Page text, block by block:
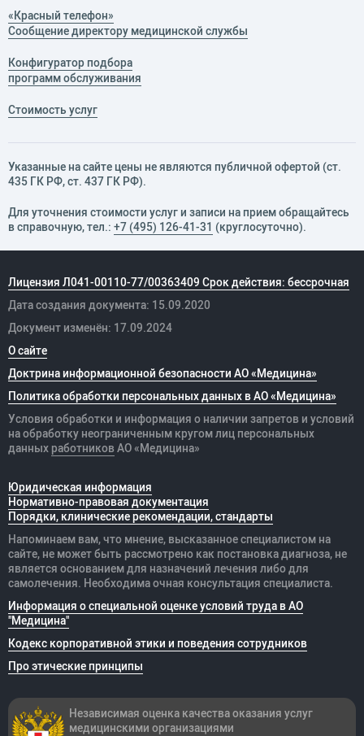
«Красный телефон»
Сообщение директору медицинской службы
Конфигуратор подбора
программ обслуживания
Стоимость услуг
Указанные на сайте цены не являются публичной офертой (ст.
435 ГК РФ, cт. 437 ГК РФ).
Для уточнения стоимости услуг и записи на прием обращайтесь
в справочную, тел.: +7 (495) 126-41-31 (круглосуточно).
Лицензия Л041-00110-77/00363409 Срок действия: бессрочная
Дата создания документа: 15.09.2020
Документ изменён: 17.09.2024
О сайте
Доктрина информационной безопасности АО «Медицина»
Политика обработки персональных данных в АО «Медицина»
Условия обработки и информация о наличии запретов и условий
на обработку неограниченным кругом лиц персональных
данных работников АО «Медицина»
Юридическая информация
Нормативно-правовая документация
Порядки, клинические рекомендации, стандарты
Напоминаем вам, что мнение, высказанное специалистом на
сайте, не может быть рассмотрено как постановка диагноза, не
является основанием для назначений лечения либо для
самолечения. Необходима очная консультация специалиста.
Информация о специальной оценке условий труда в АО
"Медицина"
Кодекс корпоративной этики и поведения сотрудников
Про этические принципы
Независимая оценка качества оказания услуг
медицинскими организациями